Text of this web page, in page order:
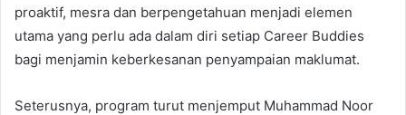
proaktif, mesra dan berpengetahuan menjadi elemen
utama yang perlu ada dalam diri setiap Career Buddies
bagi menjamin keberkesanan penyampaian maklumat.
Seterusnya, program turut menjemput Muhammad Noor